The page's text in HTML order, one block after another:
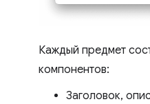
Каждый предмет
компонентов:
Заголовок,